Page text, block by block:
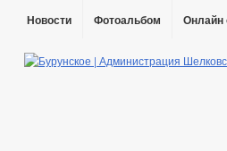
Новости Фотоальбом Онлайн